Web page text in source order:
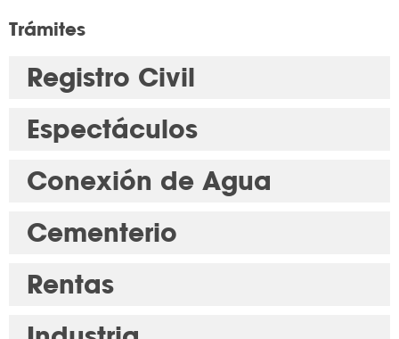
Trámites
Registro Civil
Espectáculos
Conexión de Agua
Cementerio
Rentas